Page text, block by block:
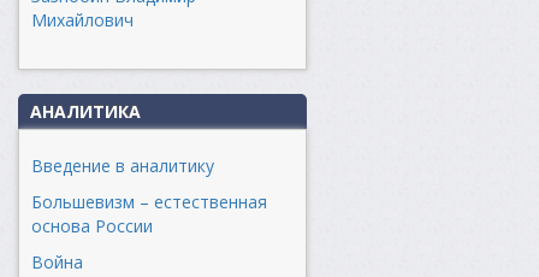
Михайлович
АНАЛИТИКА
Введение в аналитику
Большевизм – естественная
основа России
Война